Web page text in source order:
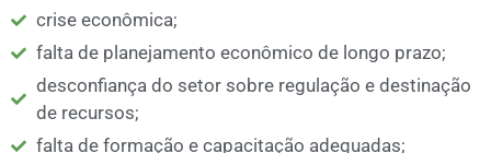
crise econômica;
falta de planejamento econômico de longo prazo;
desconfiança do setor sobre regulação e destinação
de recursos;
falta de formação e capacitação adequadas;